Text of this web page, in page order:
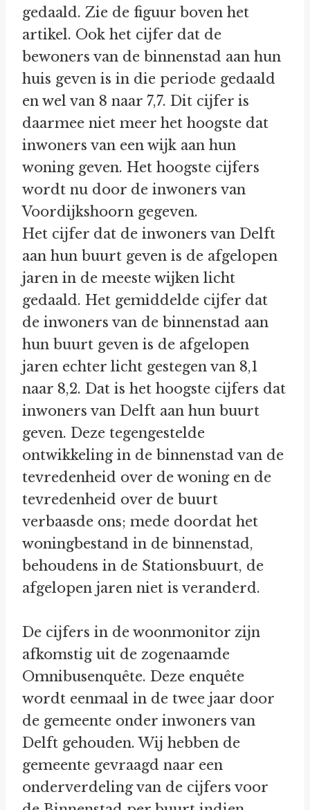
gedaald. Zie de figuur boven het
artikel. Ook het cijfer dat de
bewoners van de binnenstad aan hun
huis geven is in die periode gedaald
en wel van 8 naar 7,7. Dit cijfer is
daarmee niet meer het hoogste dat
inwoners van een wijk aan hun
woning geven. Het hoogste cijfers
wordt nu door de inwoners van
Voordijkshoorn gegeven.
Het cijfer dat de inwoners van Delft
aan hun buurt geven is de afgelopen
jaren in de meeste wijken licht
gedaald. Het gemiddelde cijfer dat
de inwoners van de binnenstad aan
hun buurt geven is de afgelopen
jaren echter licht gestegen van 8,1
naar 8,2. Dat is het hoogste cijfers dat
inwoners van Delft aan hun buurt
geven. Deze tegengestelde
ontwikkeling in de binnenstad van de
tevredenheid over de woning en de
tevredenheid over de buurt
verbaasde ons; mede doordat het
woningbestand in de binnenstad,
behoudens in de Stationsbuurt, de
afgelopen jaren niet is veranderd.
De cijfers in de woonmonitor zijn
afkomstig uit de zogenaamde
Omnibusenquête. Deze enquête
wordt eenmaal in de twee jaar door
de gemeente onder inwoners van
Delft gehouden. Wij hebben de
gemeente gevraagd naar een
onderverdeling van de cijfers voor